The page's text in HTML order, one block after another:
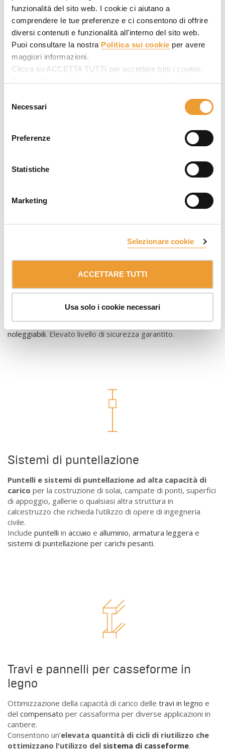
funzionalità del sito web. I cookie ci aiutano a
comprendere le tue preferenze e ci consentono di offrire
diversi contenuti e funzionalità all'interno del sito web.
Puoi consultare la nostra Politica sui cookie per avere
maggiori informazioni.
Clicca su ACCETTA TUTTI per accettare tutti i cookie.
ACCETTA LA SELEZIONE.
delNecessari
Preferenze
Statistiche
Marketing
Selezionare cookie
ACCETTARE TUTTI
Usa solo i cookie necessari
Casseforme per ponti
La più avanzata tecnologia di casseforme e puntellazione
con costi contenuti.
costruzione di ponti.
versatili e
Casseforme per gallerie
Latecnologia di casseformepiù avanzata per lacostruzione
ULMA Constructionsiamo specializzati in metodi per
gallerie a cielo apertoegallerie minerarie. Casseri gallerie
noleggiabili. Elevato livello di sicurezza garantito.
Sistemi di puntellazione
Puntelli e sistemi di puntellazione ad alta capacità di
carico per la costruzione di solai, campate di ponti, superfici
di appoggio, gallerie o qualsiasi altra struttura in
calcestruzzo che richieda l'utilizzo di opere di ingegneria
civile.
Include puntelli in acciaio e alluminio, armatura leggera e
sistemi di puntellazione per carichi pesanti.
Travi e pannelli per casseforme in
legno
Ottimizzazione della capacità di carico delle travi in legno e
del compensato per cassaforma per diverse applicazioni in
cantiere.
Consentono un’elevata quantità di cicli di riutilizzo che
ottimizzano l'utilizzo del sistema di casseforme.